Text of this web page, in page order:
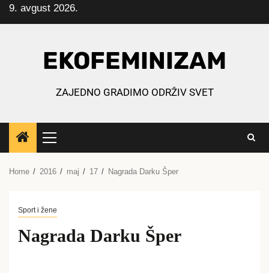
Skip
to
9. avgust 2026.
EKOFEMINIZAM
ZAJEDNO GRADIMO ODRŽIV SVET
Primary
Menu
Home 2016 maj 17 Nagrada Darku Šper
Sport i žene
Nagrada Darku Šper